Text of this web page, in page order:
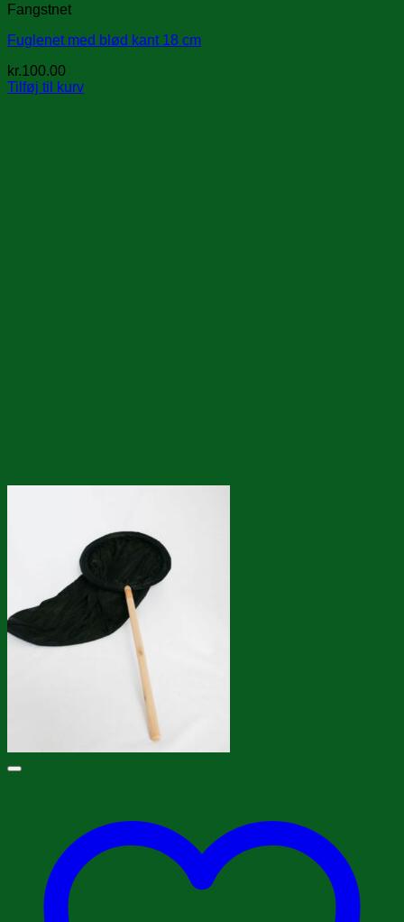
Fangstnet
Fuglenet med blød kant 18 cm
kr.100.00
Tilføj til kurv